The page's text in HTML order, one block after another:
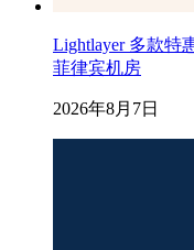
Lightlayer 多款特
菲律宾机房
2026年8月7日